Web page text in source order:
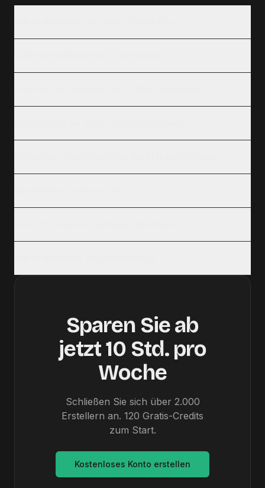
Sparen Sie ab
jetzt 10 Std. pro
Woche
Schließen Sie sich über 2.000
Erstellern an. 120 Gratis-Credits
zum Start.
Kostenloses Konto erstellen